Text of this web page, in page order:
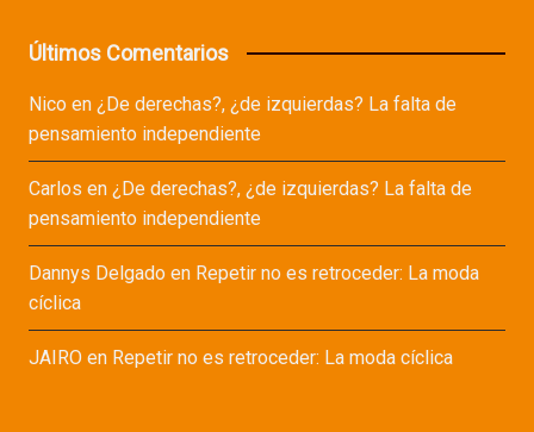
Últimos Comentarios
Nicoen ¿De derechas?, ¿de izquierdas? La falta de
pensamiento independiente
Carlos en ¿De derechas?, ¿de izquierdas? La falta de
pensamiento independiente
Dannys Delgadoen Repetir no es retroceder: La moda
cíclica
JAIROen Repetir no es retroceder: La moda cíclica